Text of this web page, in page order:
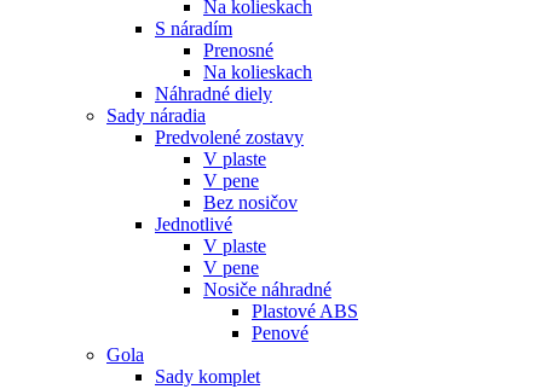
Na kolieskach
S náradím
Prenosné
Na kolieskach
Náhradné diely
Sady náradia
Predvolené zostavy
V plaste
V pene
Bez nosičov
Jednotlivé
V plaste
V pene
Nosiče náhradné
Plastové ABS
Penové
Gola
Sady komplet